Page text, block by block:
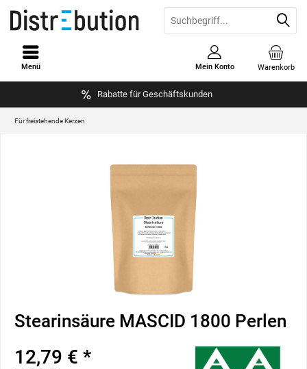
Rabatte für Geschäftskunden
Warenkorb
Mein Konto
Menü
Für freistehende Kerzen
Stearinsäure MASCID 1800 Perlen
12,79 € *